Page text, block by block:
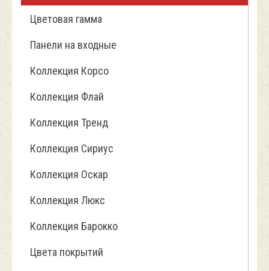
Цветовая гамма
Панели на входные
Коллекция Корсо
Коллекция Флай
Коллекция Тренд
Коллекция Сириус
Коллекция Оскар
Коллекция Люкс
Коллекция Барокко
Цвета покрытий